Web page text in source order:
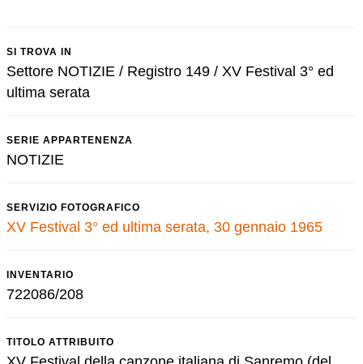
SI TROVA IN
Settore NOTIZIE / Registro 149 / XV Festival 3° ed
ultima serata
SERIE APPARTENENZA
NOTIZIE
SERVIZIO FOTOGRAFICO
XV Festival 3° ed ultima serata, 30 gennaio 1965
INVENTARIO
722086/208
TITOLO ATTRIBUITO